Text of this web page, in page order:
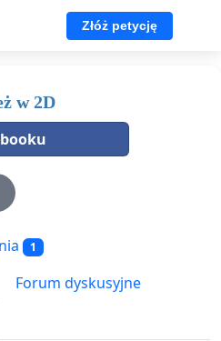
Złóż petycję
w 2D
1
Forum dyskusyjne